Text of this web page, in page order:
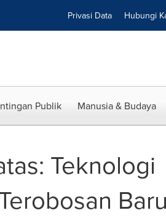
Privasi Data Hubungi
Publik Manusia & Budaya
Teknologi
Baru